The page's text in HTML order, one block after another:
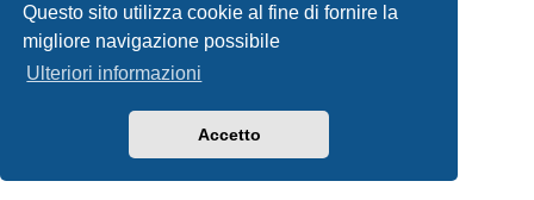
Questo sito utilizza cookie al fine di fornire la
migliore navigazione possibile
Ulteriori informazioni
Accetto